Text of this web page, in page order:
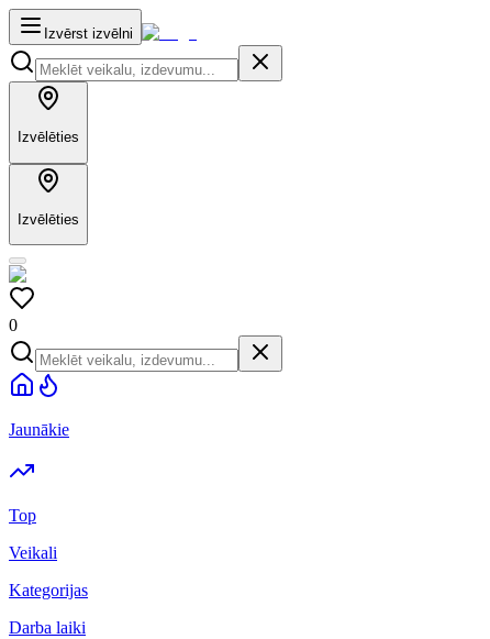
Izvērst izvēlni
Izvēlēties
Izvēlēties
0
Jaunākie
Top
Veikali
Kategorijas
Darba laiki